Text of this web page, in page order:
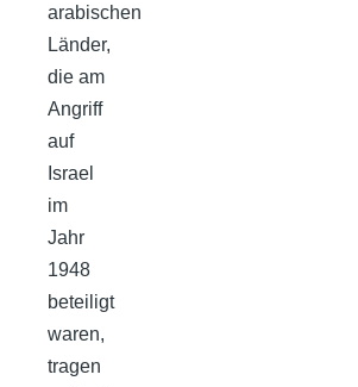
arabischen
Länder,
die am
Angriff
auf
Israel
im
Jahr
1948
beteiligt
waren,
tragen